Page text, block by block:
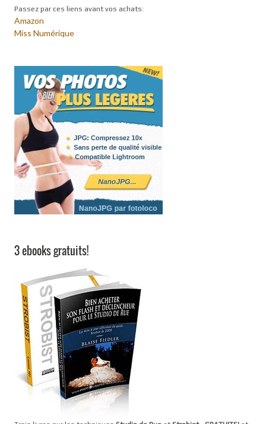
Passez par ces liens avant vos achats:
Amazon
Miss Numérique
3 ebooks gratuits!